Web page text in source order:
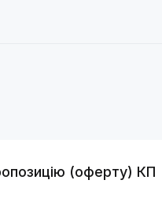
(оферту) КП